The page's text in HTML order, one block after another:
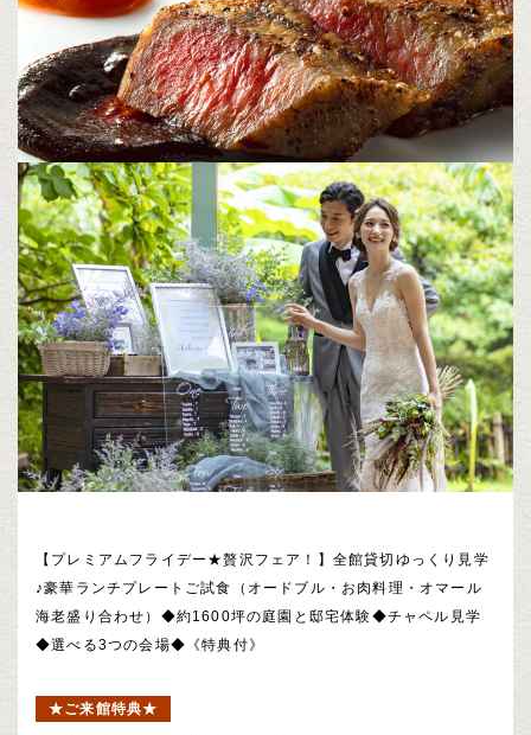
【プレミアムフライデー★贅沢フェア！】全館貸切ゆっくり見学
♪豪華ランチプレートご試食（オードブル・お肉料理・オマール
海老盛り合わせ）◆約1600坪の庭園と邸宅体験◆チャペル見学
◆選べる3つの会場◆《特典付》
★ご来館特典★